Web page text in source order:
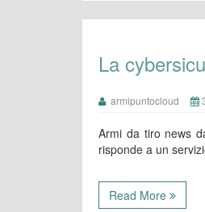
La
armipuntocloud
Armi da tiro news
risponde a un
Read More